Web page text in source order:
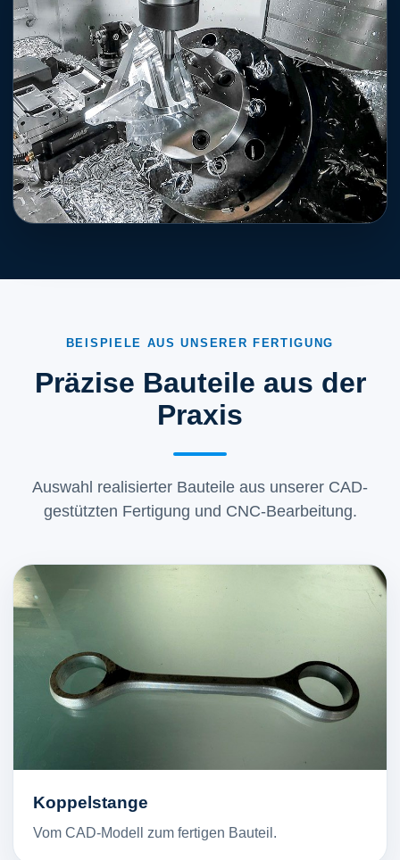
BEISPIELE AUS UNSERER FERTIGUNG
Präzise Bauteile aus der
Praxis
Auswahl realisierter Bauteile aus unserer CAD-
gestützten Fertigung und CNC-Bearbeitung.
Koppelstange
Vom CAD-Modell zum fertigen Bauteil.